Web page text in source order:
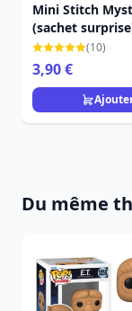
Mini Stitch
(sachet
Version Elvis -
Grand Jester
(10)
3,90 €
Du même